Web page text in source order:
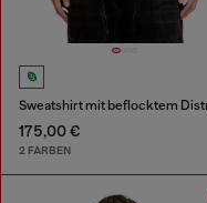
175,00 €
2 FARBEN